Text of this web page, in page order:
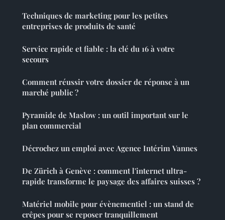
Techniques de marketing pour les petites
entreprises de produits de santé
Service rapide et fiable : la clé du 16 à votre
secours
Comment réussir votre dossier de réponse à un
marché public ?
Pyramide de Maslow : un outil important sur le
plan commercial
Décrochez un emploi avec Agence Intérim Vannes
De Zürich à Genève : comment l'internet ultra-
rapide transforme le paysage des affaires suisses ?
Matériel mobile pour évènementiel : un stand de
crêpes pour se reposer tranquillement